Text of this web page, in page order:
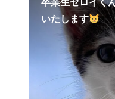
卒業生セロイく
いたします